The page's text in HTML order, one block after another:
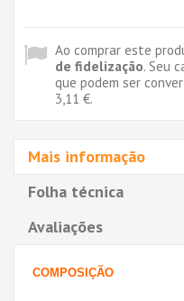
Ao comprar este
de fidelização. Seu
que podem ser
3,11 €.
Mais informação
Folha técnica
Avaliações
COMPOSIÇÃO